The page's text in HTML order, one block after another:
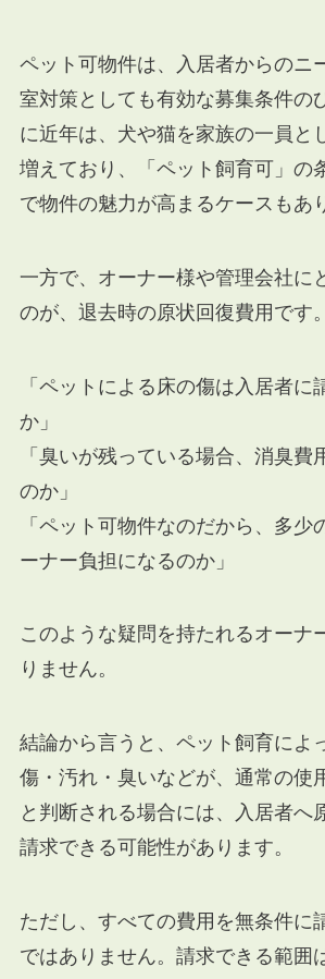
ペット可物件は、入居者からのニ
室対策としても有効な募集条件の
に近年は、犬や猫を家族の一員と
増えており、「ペット飼育可」の
で物件の魅力が高まるケースもあ
一方で、オーナー様や管理会社に
のが、退去時の原状回復費用です。
「ペットによる床の傷は入居者に
か」
「臭いが残っている場合、消臭費
のか」
「ペット可物件なのだから、多少
ーナー負担になるのか」
このような疑問を持たれるオーナ
りません。
結論から言うと、ペット飼育によ
傷・汚れ・臭いなどが、通常の使
と判断される場合には、入居者へ
請求できる可能性があります。
ただし、すべての費用を無条件に
ではありません。請求できる範囲